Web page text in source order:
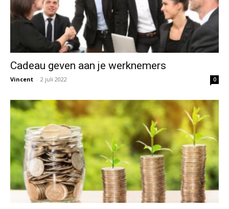
Cadeau geven aan je werknemers
Vincent - 2 juli 2022 0